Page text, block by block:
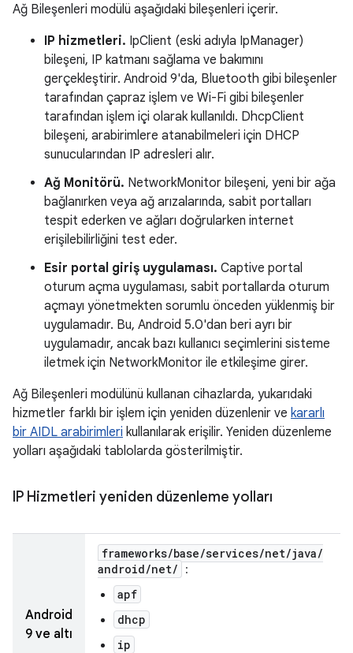
Ağ Bileşenleri modülü aşağıdaki bileşenleri içerir.
IP hizmetleri. IpClient (eski adıyla IpManager)
bileşeni, IP katmanı sağlama ve bakımını
gerçekleştirir. Android 9'da, Bluetooth gibi bileşenler
tarafından çapraz işlem ve Wi-Fi gibi bileşenler
tarafından işlem içi olarak kullanıldı. DhcpClient
bileşeni, arabirimlere atanabilmeleri için DHCP
sunucularından IP adresleri alır.
Ağ Monitörü. NetworkMonitor bileşeni, yeni bir ağa
bağlanırken veya ağ arızalarında, sabit portalları
tespit ederken ve ağları doğrularken internet
erişilebilirliğini test eder.
Esir portal giriş uygulaması. Captive portal
oturum açma uygulaması, sabit portallarda oturum
açmayı yönetmekten sorumlu önceden yüklenmiş bir
uygulamadır. Bu, Android 5.0'dan beri ayrı bir
uygulamadır, ancak bazı kullanıcı seçimlerini sisteme
iletmek için NetworkMonitor ile etkileşime girer.
Ağ Bileşenleri modülünü kullanan cihazlarda, yukarıdaki
hizmetler farklı bir işlem için yeniden düzenlenir ve kararlı
bir AIDL arabirimleri kullanılarak erişilir. Yeniden düzenleme
yolları aşağıdaki tablolarda gösterilmiştir.
IP Hizmetleri yeniden düzenleme yolları
Android
9 ve altı
frameworks/base/services/net/java/
android/net/ :
apf
dhcp
ip